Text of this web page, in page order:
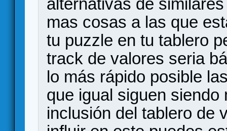
mas cosas a las que
tu puzzle en tu tablero
track de valores seria
lo más rápido posible
que igual siguen
inclusión del tablero de